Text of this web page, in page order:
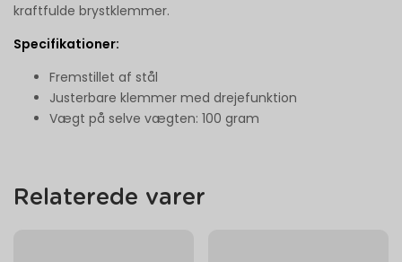
kraftfulde brystklemmer.
Specifikationer:
Fremstillet af stål
Justerbare klemmer med drejefunktion
Vægt på selve vægten: 100 gram
Relaterede varer